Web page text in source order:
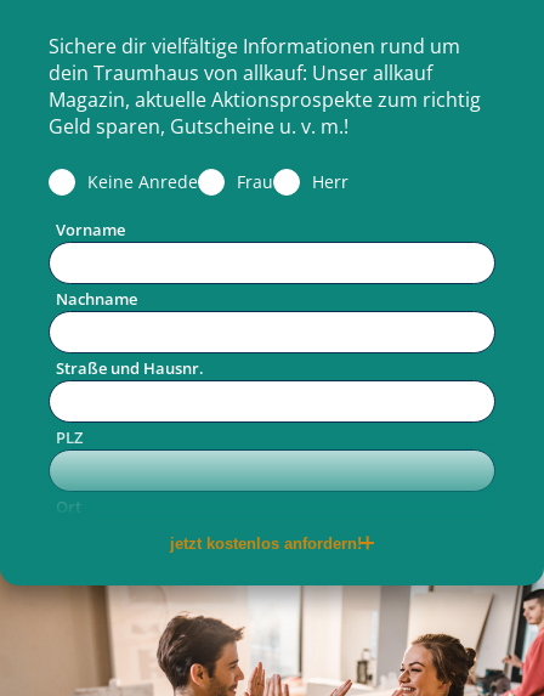
Sichere dir vielfältige Informationen rund um
dein Traumhaus von allkauf: Unser allkauf
Magazin, aktuelle Aktionsprospekte zum richtig
Geld sparen, Gutscheine u. v. m.!
Keine Anrede Frau Herr
Vorname
Nachname
Straße und Hausnr.
PLZ
Ort
jetzt kostenlos anfordern!